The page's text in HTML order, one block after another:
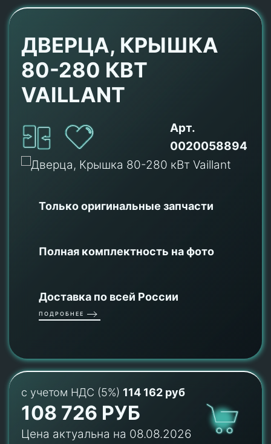
ДВЕРЦА, КРЫШКА
80-280 КВТ
VAILLANT
Арт.
0020058894
Только оригинальные запчасти
Полная комплектность на фото
Доставка по всей России
ПОДРОБНЕЕ
с учетом НДС (5%) 114 162 руб
108 726 РУБ
Цена актуальна на 08.08.2026